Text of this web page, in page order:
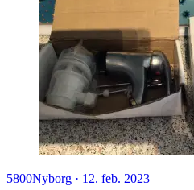
5800Nyborg · 12. feb. 2023